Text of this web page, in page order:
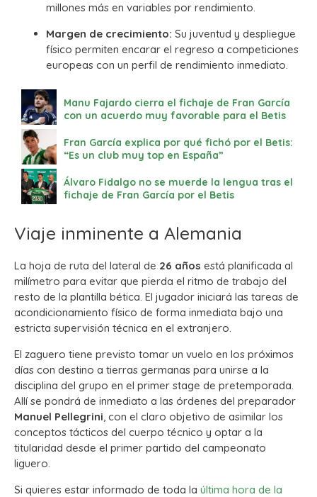
millones más en variables por rendimiento.
Margen de crecimiento: Su juventud y despliegue
físico permiten encarar el regreso a competiciones
europeas con un perfil de rendimiento inmediato.
Manu Fajardo cierra el fichaje de Fran García
con un acuerdo muy favorable para el Betis
Fran García explica por qué fichó por el Betis:
“Es un club muy top en España”
Álvaro Fidalgo no se muerde la lengua tras el
fichaje de Fran García por el Betis
Viaje inminente a Alemania
La hoja de ruta del lateral de 26 años está planificada al
milímetro para evitar que pierda el ritmo de trabajo del
resto de la plantilla bética. El jugador iniciará las tareas de
acondicionamiento físico de forma inmediata bajo una
estricta supervisión técnica en el extranjero.
El zaguero tiene previsto tomar un vuelo en los próximos
días con destino a tierras germanas para unirse a la
disciplina del grupo en el primer stage de pretemporada.
Allí se pondrá de inmediato a las órdenes del preparador
Manuel Pellegrini , con el claro objetivo de asimilar los
conceptos tácticos del cuerpo técnico y optar a la
titularidad desde el primer partido del campeonato
liguero.
Si quieres estar informado de toda la última hora de la